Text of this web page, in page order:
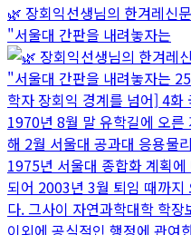
🌿 장회익선생님의 한겨레신
"서울대 간판을 내려놓자는